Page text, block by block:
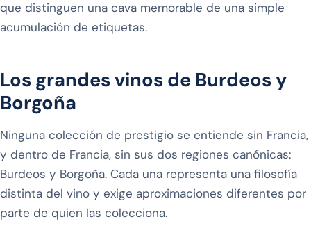
que distinguen una cava memorable de una simple
acumulación de etiquetas.
Los grandes vinos de Burdeos y
Borgoña
Ninguna colección de prestigio se entiende sin Francia,
y dentro de Francia, sin sus dos regiones canónicas:
Burdeos y Borgoña. Cada una representa una filosofía
distinta del vino y exige aproximaciones diferentes por
parte de quien las colecciona.